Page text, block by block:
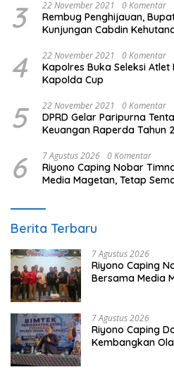
3 22 November 2021 0 Komentar
Rembug Penghijauan,
Kunjungan Cabdin
4 22 November 2021 0 Komentar
Kapolres Buka Seleksi Atlet
Kapolda Cup
5 22 November 2021 0 Komentar
DPRD Gelar Paripurna
Keuangan Raperda Tahun
6 7 Agustus 2026 0 Komentar
Riyono Caping Nobar
Media Magetan, Tetap
Berita Terbaru
7 Agustus 2026
Riyono Caping
Bersama Media
7 Agustus 2026
Riyono Caping
Kembangkan